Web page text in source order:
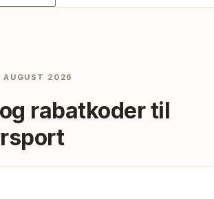
AUGUST 2026
rabatkoder til